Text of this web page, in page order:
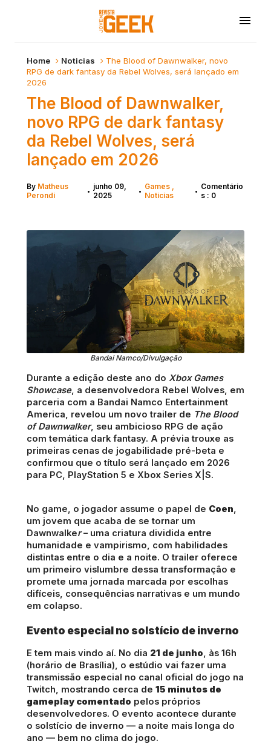
Home Noticias
The Blood of Dawnwalker, novo
RPG de dark fantasy da Rebel Wolves, será lançado em
2026
The Blood of Dawnwalker,
novo RPG de dark fantasy
da Rebel Wolves, será
lançado em 2026
By Matheus
Perondi
• junho 09,
2025
• Games
Noticias
• Comentário
s : 0
Bandai Namco/Divulgação
Durante a edição deste ano do Xbox Games
Showcase, a desenvolvedora Rebel Wolves, em
parceria com a Bandai Namco Entertainment
America, revelou um novo trailer de The Blood
of Dawnwalker, seu ambicioso RPG de ação
com temática dark fantasy. A prévia trouxe as
primeiras cenas de jogabilidade pré-beta e
confirmou que o título será lançado em 2026
para PC, PlayStation 5 e Xbox Series X|S.
No game, o jogador assume o papel de Coen,
um jovem que acaba de se tornar um
Dawnwalker– uma criatura dividida entre
humanidade e vampirismo, com habilidades
distintas entre o dia e a noite. O trailer oferece
um primeiro vislumbre dessa transformação e
promete uma jornada marcada por escolhas
difíceis, consequências narrativas e um mundo
em colapso.
Evento especial no solstício de inverno
E tem mais vindo aí. No dia 21 de junho, às 16h
(horário de Brasília), o estúdio vai fazer uma
transmissão especial no canal oficial do jogo na
Twitch, mostrando cerca de 15 minutos de
gameplay comentado pelos próprios
desenvolvedores. O evento acontece durante
o solstício de inverno — a noite mais longa do
ano — bem no clima do jogo.